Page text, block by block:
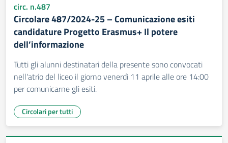
circ. n.487
Circolare 487/2024-25 – Comunicazione esiti
candidature Progetto Erasmus+ Il potere
dell’informazione
Tutti gli alunni destinatari della presente sono convocati
nell'atrio del liceo il giorno venerdì 11 aprile alle ore 14:00
per comunicarne gli esiti.
Circolari per tutti